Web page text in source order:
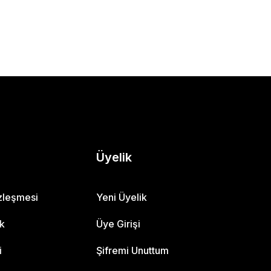
Üyelik
Yeni Üyelik
Üye Girişi
Şifremi Unuttum